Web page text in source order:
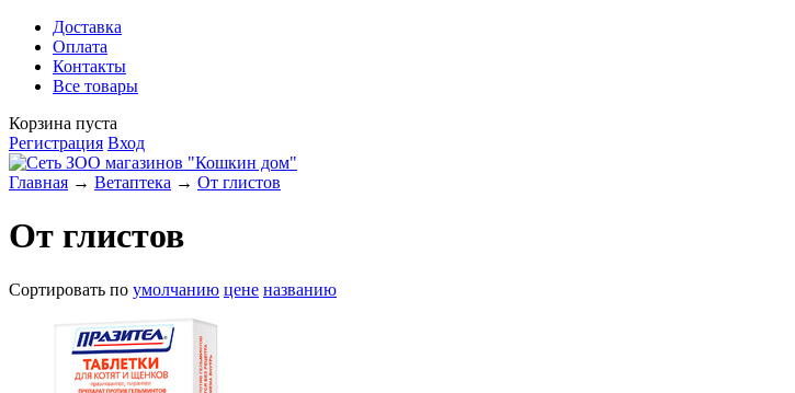
Доставка
Оплата
Контакты
Все товары
Корзина пуста
Регистрация Вход
Главная → Ветаптека → От глистов
От глистов
Сортировать по умолчанию цене названию